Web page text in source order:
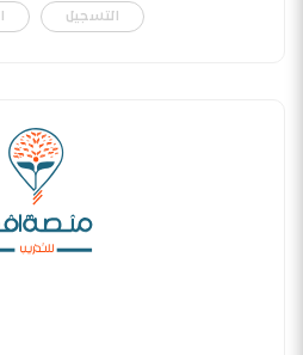
التسجيل